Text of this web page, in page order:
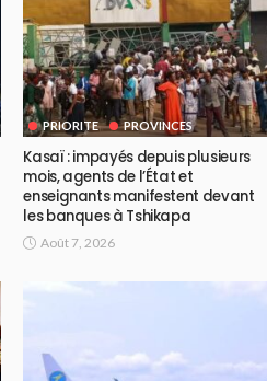
PRIORITE PROVINCES
Kasaï : impayés depuis plusieurs
mois, agents de l’État et
enseignants manifestent devant
les banques à Tshikapa
Août 7, 2026